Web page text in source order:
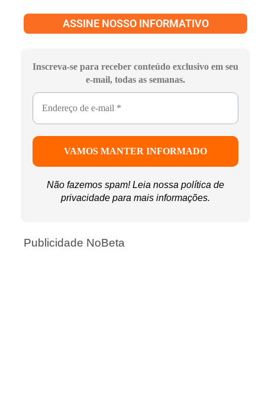
ASSINE NOSSO INFORMATIVO
Inscreva-se para receber conteúdo exclusivo em seu
e-mail, todas as semanas.
Não fazemos spam! Leia nossa política de
privacidade para mais informações.
Publicidade NoBeta